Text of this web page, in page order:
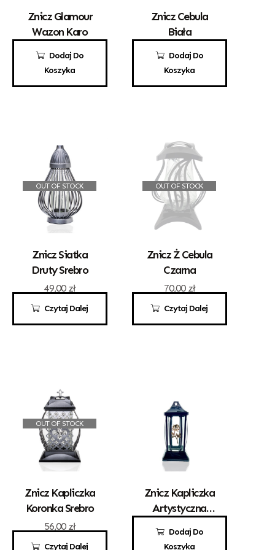
Dodaj Do
Koszyka
Znicz Glamour
Wazon Karo
50,00 zł
Dodaj Do
Koszyka
Znicz Cebula
Biała
70,00 zł
OUT OF STOCK
Czytaj Dalej
Znicz Siatka
Druty Srebro
49,00 zł
OUT OF STOCK
Czytaj Dalej
Znicz Ż Cebula
Czarna
70,00 zł
OUT OF STOCK
Czytaj Dalej
Znicz Kapliczka
Koronka Srebro
56,00 zł
Dodaj Do
Koszyka
Znicz Kapliczka
Artystyczna
Czarna Z
49,00 zł